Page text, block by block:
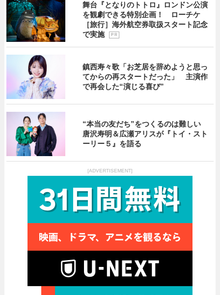
舞台『となりのトトロ』ロンドン公演
を観劇できる特別企画！ ローチケ
［旅行］海外航空券取扱スタート記念
で実施
P R
鎮西寿々歌「お芝居を辞めようと思っ
てからの再スタートだった」 主演作
で再会した“演じる喜び”
“本当の友だち”をつくるのは難しい
唐沢寿明＆広瀬アリスが『トイ・スト
ーリー５』を語る
[ADVERTISEMENT]